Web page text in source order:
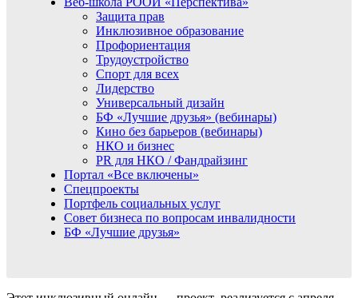
Защита прав
Инклюзивное образование
Профориентация
Трудоустройство
Спорт для всех
Лидерство
Универсальный дизайн
БФ «Лучшие друзья» (вебинары)
Кино без барьеров (вебинары)
НКО и бизнес
PR для НКО / Фандрайзинг
Портал «Все включены»
Спецпроекты
Портфель социальных услуг
Совет бизнеса по вопросам инвалидности
БФ «Лучшие друзья»